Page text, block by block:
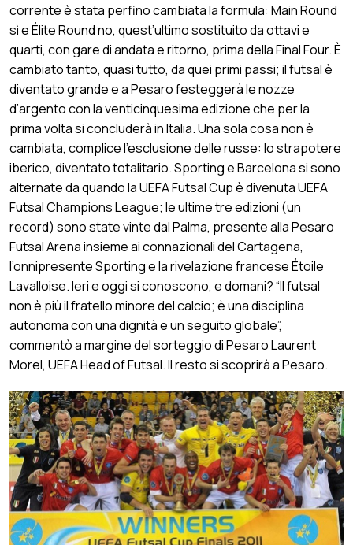
corrente è stata perfino cambiata la formula: Main Round
sì e Élite Round no, quest’ultimo sostituito da ottavi e
quarti, con gare di andata e ritorno, prima della Final Four. È
cambiato tanto, quasi tutto, da quei primi passi; il futsal è
diventato grande e a Pesaro festeggerà le nozze
d’argento con la venticinquesima edizione che per la
prima volta si concluderà in Italia. Una sola cosa non è
cambiata, complice l’esclusione delle russe: lo strapotere
iberico, diventato totalitario. Sporting e Barcelona si sono
alternate da quando la UEFA Futsal Cup è divenuta UEFA
Futsal Champions League; le ultime tre edizioni (un
record) sono state vinte dal Palma, presente alla Pesaro
Futsal Arena insieme ai connazionali del Cartagena,
l’onnipresente Sporting e la rivelazione francese Étoile
Lavalloise. Ieri e oggi si conoscono, e domani? “Il futsal
non è più il fratello minore del calcio; è una disciplina
autonoma con una dignità e un seguito globale”,
commentò a margine del sorteggio di Pesaro Laurent
Morel, UEFA Head of Futsal. Il resto si scoprirà a Pesaro.